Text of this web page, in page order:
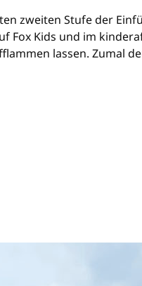
zweiten Stufe der
Fox Kids und im
lassen. Zumal